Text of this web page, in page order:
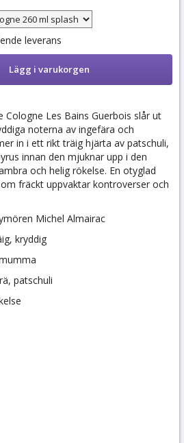
leverans
Lägg i varukorgen
Cologne Les Bains Guerbois slår ut
noterna av ingefära och
in i ett rikt träig hjärta av patschuli,
innan den mjuknar upp i den
och helig rökelse. En otyglad
fräckt uppvaktar kontroverser och
Michel Almairac
kryddig
patschuli